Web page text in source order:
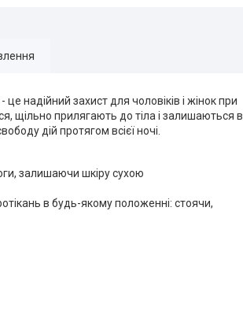
- це надійний захист для чоловіків і жінок при
щільно прилягають до тіла і залишаються в
дій протягом всієї ночі.
залишаючи шкіру сухою
в будь-якому положенні: стоячи,